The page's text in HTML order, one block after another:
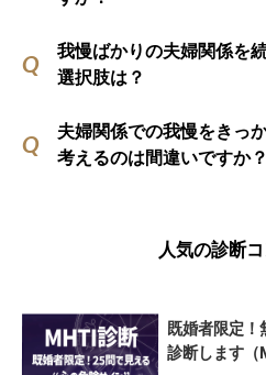
我慢ばかりの夫婦関係を
選択肢は？
夫婦関係での我慢をきっ
考えるのは間違いですか？
人気の診断
既婚者限定！
診断します（